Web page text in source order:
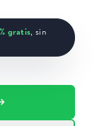
gratis, sin